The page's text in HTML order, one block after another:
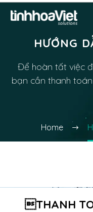
HƯỚNG
Để hoàn tất việc
bạn cần thanh
Home
THANH